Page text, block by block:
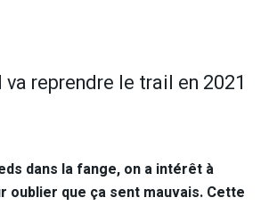
va reprendre le trail en 2021
dans la fange, on a intérêt à
oublier que ça sent mauvais. Cette